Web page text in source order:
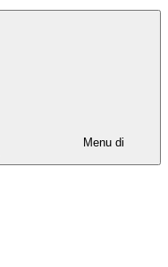
Menu di